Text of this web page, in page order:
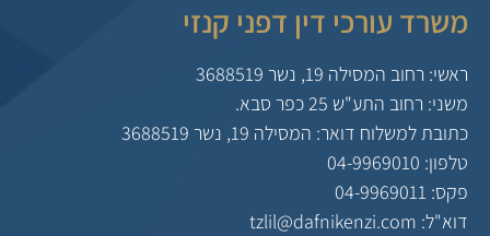
משרד עורכי דין דפני קנזי
ראשי: רחוב המסילה 19, נשר 3688519
משני: רחוב התע"ש 25 כפר סבא.
כתובת למשלוח דואר: המסילה 19, נשר 3688519
טלפון: 04-9969010
פקס: 04-9969011
דוא"ל: tzlil@dafnikenzi.com